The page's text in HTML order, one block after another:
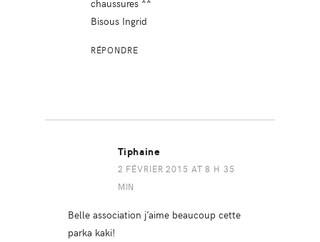
chaussures ^^
Bisous Ingrid
RÉPONDRE
Tiphaine
2 FÉVRIER 2015 AT 8 H 35
MIN
Belle association j’aime beaucoup cette
parka kaki!